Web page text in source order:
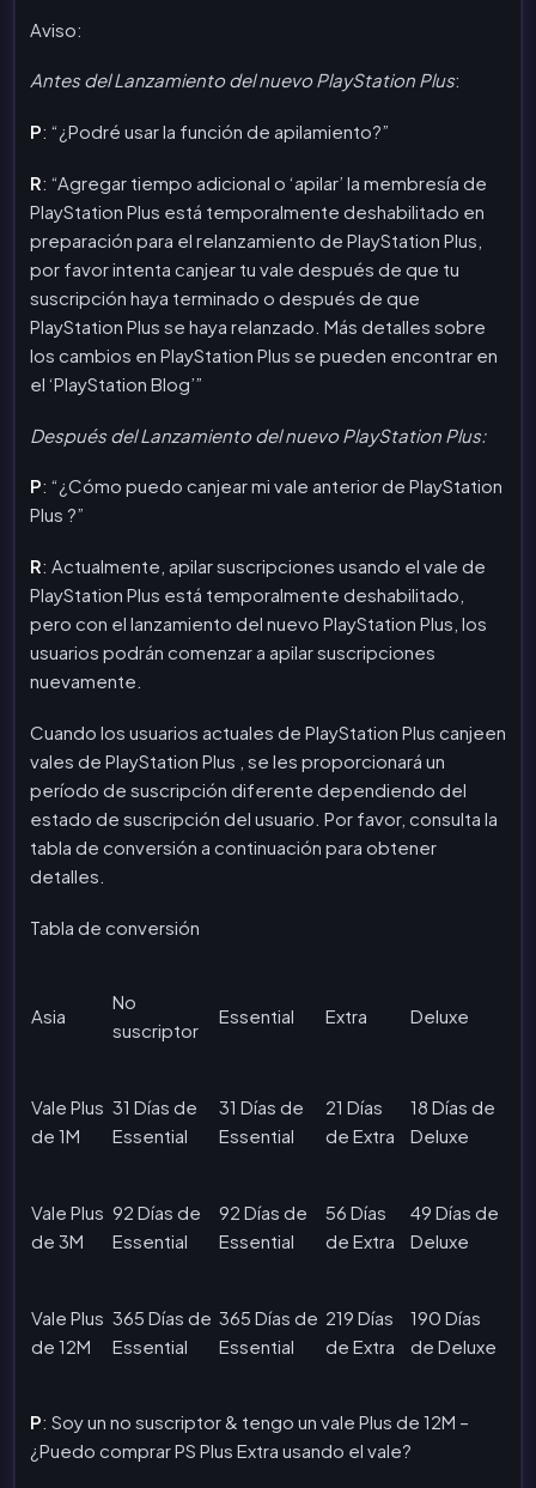
Aviso:
Antes del Lanzamiento del nuevo PlayStation Plus:
P: “¿Podré usar la función de apilamiento?”
R: “Agregar tiempo adicional o ‘apilar’ la membresía de
PlayStation Plus está temporalmente deshabilitado en
preparación para el relanzamiento de PlayStation Plus,
por favor intenta canjear tu vale después de que tu
suscripción haya terminado o después de que
PlayStation Plus se haya relanzado. Más detalles sobre
los cambios en PlayStation Plus se pueden encontrar en
el ‘PlayStation Blog’”
Después del Lanzamiento del nuevo PlayStation Plus:
P: “¿Cómo puedo canjear mi vale anterior de PlayStation
Plus ?”
R: Actualmente, apilar suscripciones usando el vale de
PlayStation Plus está temporalmente deshabilitado,
pero con el lanzamiento del nuevo PlayStation Plus, los
usuarios podrán comenzar a apilar suscripciones
nuevamente.
Cuando los usuarios actuales de PlayStation Plus canjeen
vales de PlayStation Plus , se les proporcionará un
período de suscripción diferente dependiendo del
estado de suscripción del usuario. Por favor, consulta la
tabla de conversión a continuación para obtener
detalles.
Tabla de conversión
Asia
No
suscriptor
Essential Extra Deluxe
Vale Plus
de 1M
31 Días de
Essential
31 Días de
Essential
21 Días
de Extra
18 Días de
Deluxe
Vale Plus
de 3M
92 Días de
Essential
92 Días de
Essential
56 Días
de Extra
49 Días de
Deluxe
Vale Plus
de 12M
365 Días de
Essential
365 Días de
Essential
219 Días
de Extra
190 Días
de Deluxe
P: Soy un no suscriptor & tengo un vale Plus de 12M –
¿Puedo comprar PS Plus Extra usando el vale?